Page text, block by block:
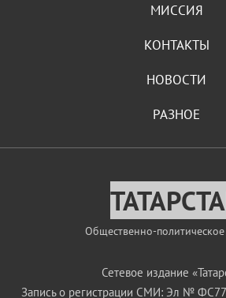
МИССИЯ
КОНТАКТЫ
НОВОСТИ
РАЗНОЕ
Общественно-
Сетевое издание
Запись о регистрации СМИ: Эл №